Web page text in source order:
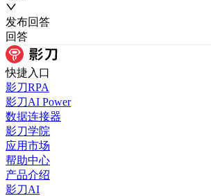
发布回答
回答
快捷入口
影刀RPA
影刀AI Power
数据连接器
影刀学院
应用市场
帮助中心
产品介绍
影刀AI